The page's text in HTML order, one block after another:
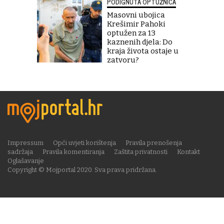
Masovni ubojica
Krešimir Pahoki
optužen za 13
kaznenih djela: Do
kraja života ostaje u
zatvoru?
Copyright © Mojportal 2020. Sva prava pridržana.
Impressum Opći uvjeti korištenja
Pravila prenošenja
sadržaja
Pravila komentiranja Zaštita privatnosti
Kontakt
Oglašavanje